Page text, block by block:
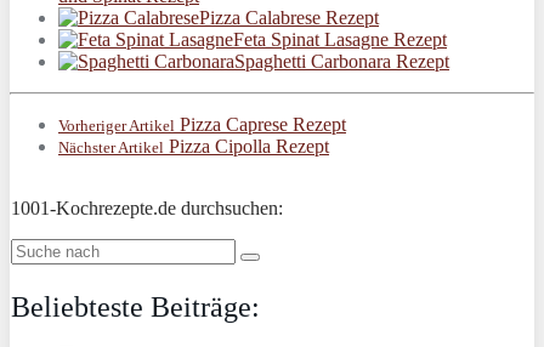
Pizza Calabrese Rezept
Feta Spinat Lasagne Rezept
Spaghetti Carbonara Rezept
Vorheriger Artikel Pizza Caprese Rezept
Nächster Artikel Pizza Cipolla Rezept
1001-Kochrezepte.de durchsuchen:
Beliebteste Beiträge: